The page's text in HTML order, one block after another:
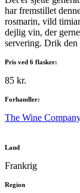
har fremstillet
rosmarin, vild
dejlig vin, der
servering. Drik
Pris ved 6 flasker:
85 kr.
Forhandler:
The Wine
Land
Frankrig
Region